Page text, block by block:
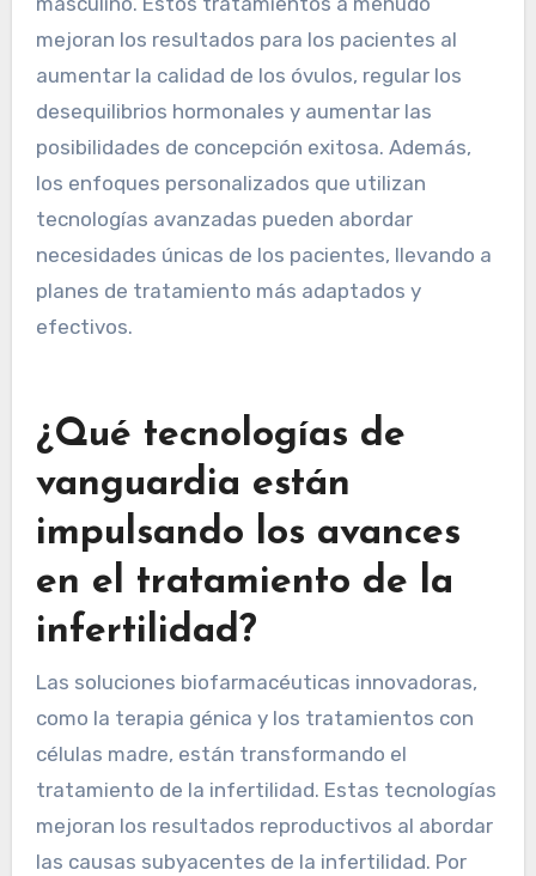
mejoran los resultados para los pacientes al
aumentar la calidad de los óvulos, regular los
desequilibrios hormonales y aumentar las
posibilidades de concepción exitosa. Además,
los enfoques personalizados que utilizan
tecnologías avanzadas pueden abordar
necesidades únicas de los pacientes, llevando a
planes de tratamiento más adaptados y
efectivos.
¿Qué tecnologías de
vanguardia están
impulsando los avances
en el tratamiento de la
infertilidad?
Las soluciones biofarmacéuticas innovadoras,
como la terapia génica y los tratamientos con
células madre, están transformando el
tratamiento de la infertilidad. Estas tecnologías
mejoran los resultados reproductivos al abordar
las causas subyacentes de la infertilidad. Por